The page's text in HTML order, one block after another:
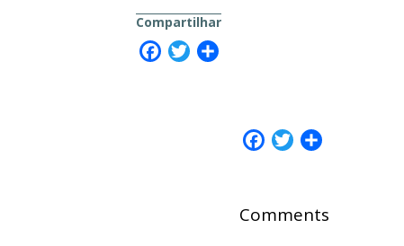
Compartilhar
Facebook
TwitterShare
Facebook
TwitterShare
Comments